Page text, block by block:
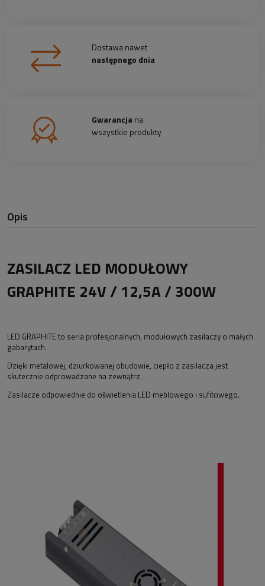
Dostawa nawet
następnego dnia
Gwarancjana
wszystkie produkty
Opis
ZASILACZ LED MODUŁOWY
GRAPHITE 24V / 12,5A / 300W
LED GRAPHITE to seria profesjonalnych, modułowych zasilaczy o małych
gabarytach.
Dzięki metalowej, dziurkowanej obudowie, ciepło z zasilacza jest
skutecznie odprowadzane na zewnątrz.
Zasilacze odpowiednie do oświetlenia LED meblowego i sufitowego.